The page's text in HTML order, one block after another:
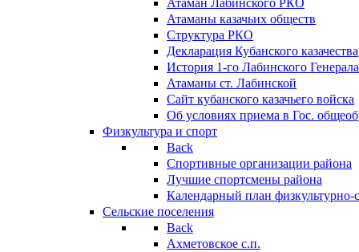
Атаман Лабинского РКО
Атаманы казачьих обществ
Структура РКО
Декларация Кубанского казачества
История 1-го Лабинского
Атаманы ст. Лабинской
Cайт кубанского казачьего войска
Об условиях приема в Гос.
Физкультура и спорт
Back
Спортивные организации района
Лучшие спортсмены района
Календарный план
Сельские поселения
Back
Ахметовское с.п.